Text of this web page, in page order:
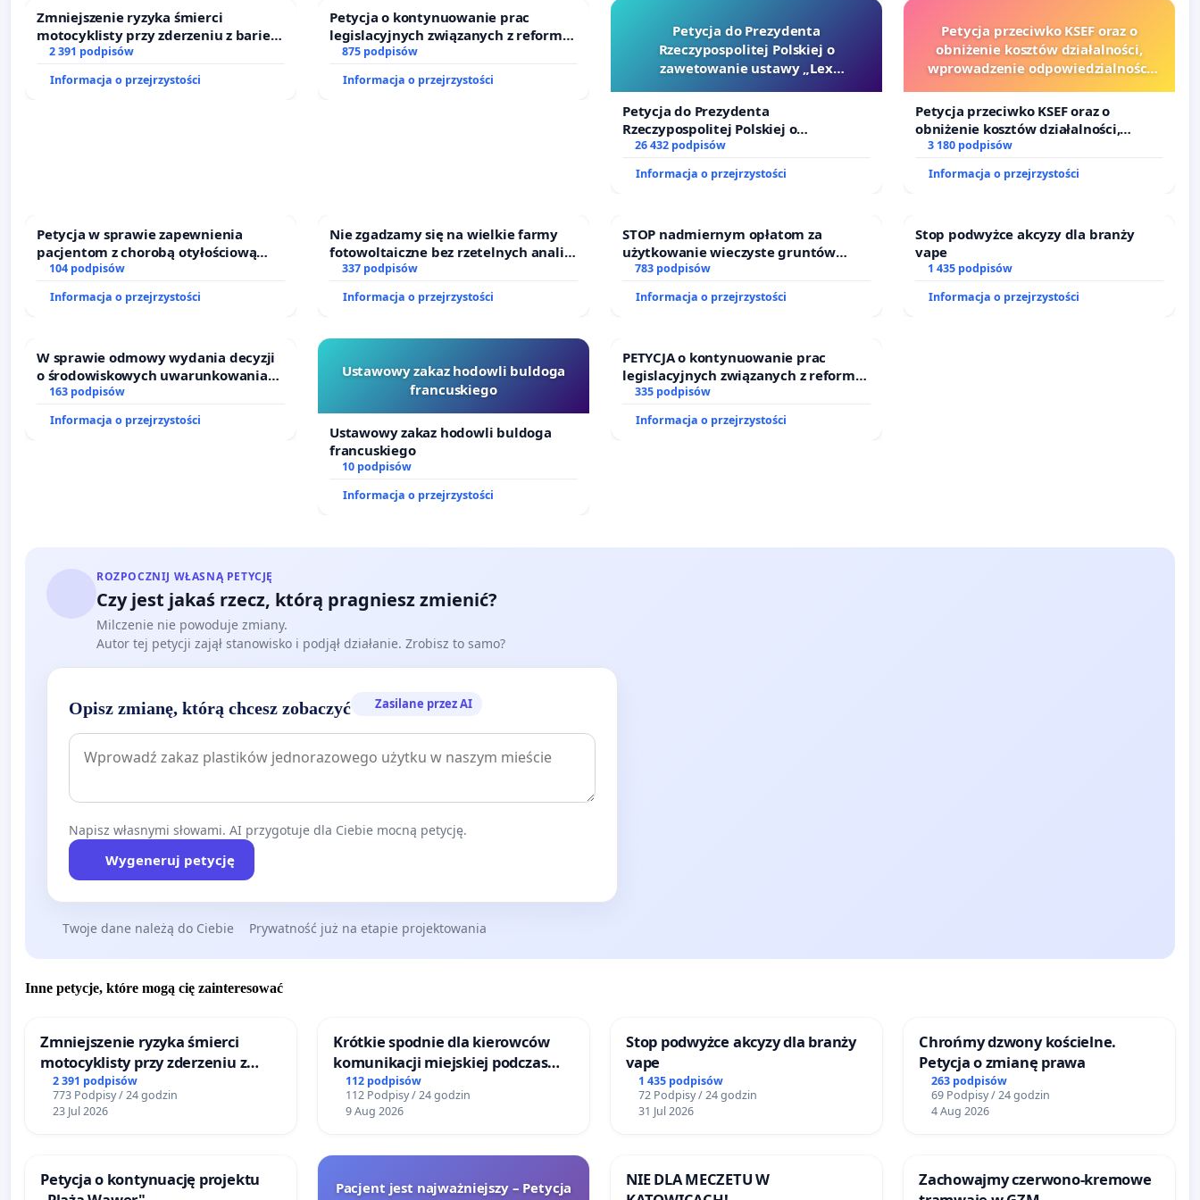
Zmniejszenie ryzyka śmierci
motocyklisty przy zderzeniu z barierą
energochłonną
2 391 podpisów
Informacja o przejrzystości
Petycja o kontynuowanie prac
legislacyjnych związanych z reformą
prawa rodzinnego
875 podpisów
Informacja o przejrzystości
Petycja do Prezydenta
Rzeczypospolitej Polskiej o
zawetowanie ustawy „Lex
Petycja do Prezydenta
Rzeczypospolitej Polskiej o
zawetowanie ustawy „Lex Szarlatan”
26 432 podpisów
Informacja o przejrzystości
Petycja przeciwko KSEF oraz o
obniżenie kosztów działalności,
wprowadzenie odpowiedzialności
sędziów
Petycja przeciwko KSEF oraz o
obniżenie kosztów działalności,
wprowadzenie odpowiedzialności
sędziów
3 180 podpisów
Informacja o przejrzystości
Petycja w sprawie zapewnienia
pacjentom z chorobą otyłościową
dostępu do kompleksowego leczenia
104 podpisów
Informacja o przejrzystości
Nie zgadzamy się na wielkie farmy
fotowoltaiczne bez rzetelnych analiz i
akceptacji mieszkańców
337 podpisów
Informacja o przejrzystości
STOP nadmiernym opłatom za
użytkowanie wieczyste gruntów
zajmowanych przez rodzinne ogrody
783 podpisów
Informacja o przejrzystości
Stop podwyżce akcyzy dla branży
vape
1 435 podpisów
Informacja o przejrzystości
W sprawie odmowy wydania decyzji
o środowiskowych uwarunkowaniach
dla budowy zakładu wytwarzania
Południowym oraz ochrony
163 podpisów
Informacja o przejrzystości
Ustawowy zakaz hodowli buldoga
francuskiego
Ustawowy zakaz hodowli buldoga
francuskiego
10 podpisów
Informacja o przejrzystości
PETYCJA o kontynuowanie prac
legislacyjnych związanych z reformą
prawa rodzinnego
335 podpisów
Informacja o przejrzystości
ROZPOCZNIJ WŁASNĄ PETYCJĘ
Czy jest jakaś rzecz, którą pragniesz zmienić?
Milczenie nie powoduje zmiany.
Autor tej petycji zajął stanowisko i podjął działanie. Zrobisz to samo?
Opisz zmianę, którą chcesz zobaczyć Zasilane przez AI
Napisz własnymi słowami. AI przygotuje dla Ciebie mocną petycję.
Wygeneruj petycję
Twoje dane należą do Ciebie Prywatność już na etapie projektowania
Inne petycje, które mogą cię zainteresować
Zmniejszenie ryzyka śmierci
motocyklisty przy zderzeniu z
barierą energochłonną
2 391 podpisów
773 Podpisy / 24 godzin
23 Jul 2026
Krótkie spodnie dla kierowców
komunikacji miejskiej podczas
upałów
112 podpisów
112 Podpisy / 24 godzin
9 Aug 2026
Stop podwyżce akcyzy dla branży
vape
1 435 podpisów
72 Podpisy / 24 godzin
31 Jul 2026
Chrońmy dzwony kościelne.
Petycja o zmianę prawa
263 podpisów
69 Podpisy / 24 godzin
4 Aug 2026
Petycja o kontynuację projektu
Pacjent jest najważniejszy – Petycja
NIE DLA MECZETU W
Zachowajmy czerwono-kremowe